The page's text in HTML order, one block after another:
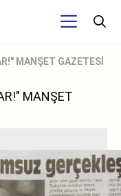
MANŞET GAZETESİ
MANŞET